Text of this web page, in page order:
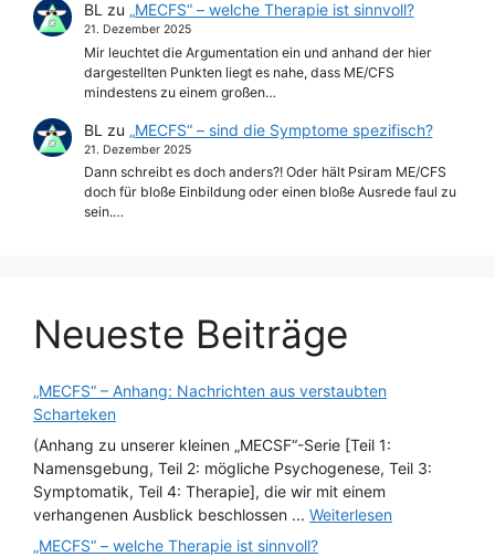
BL zu „MECFS“ – welche Therapie ist sinnvoll?
21. Dezember 2025
Mir leuchtet die Argumentation ein und anhand der hier
dargestellten Punkten liegt es nahe, dass ME/CFS
mindestens zu einem großen…
BL zu „MECFS“ – sind die Symptome spezifisch?
21. Dezember 2025
Dann schreibt es doch anders?! Oder hält Psiram ME/CFS
doch für bloße Einbildung oder einen bloße Ausrede faul zu
sein.…
Neueste Beiträge
„MECFS“ – Anhang: Nachrichten aus verstaubten
Scharteken
(Anhang zu unserer kleinen „MECSF“-Serie [Teil 1:
Namensgebung, Teil 2: mögliche Psychogenese, Teil 3:
Symptomatik, Teil 4: Therapie], die wir mit einem
verhangenen Ausblick beschlossen ... Weiterlesen
„MECFS“ – welche Therapie ist sinnvoll?